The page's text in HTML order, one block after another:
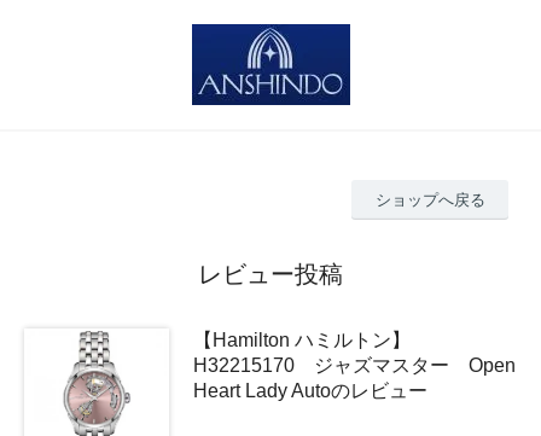
ショップへ戻る
レビュー投稿
【Hamilton ハミルトン】
H32215170 ジャズマスター Open
Heart Lady Autoのレビュー